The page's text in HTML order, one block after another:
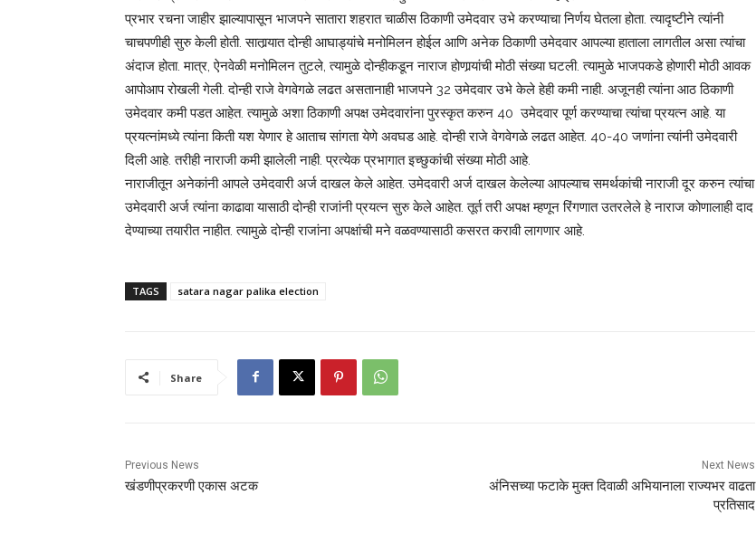
प्रभार रचना जाहीर झाल्यापासून भाजपने सातारा शहरात चाळीस ठिकाणी उमेदवार उभे करण्याचा निर्णय घेतला होता. त्यादृष्टीने त्यांनी
चाचपणीही सुरु केली होती. सातार्‍यात दोन्ही आघाड्यांचे मनोमिलन होईल आणि अनेक ठिकाणी उमेदवार आपल्या हाताला लागतील असा त्यांचा
अंदाज होता. मात्र, ऐनवेळी मनोमिलन तुटले, त्यामुळे दोन्हीकडून नाराज होणार्‍यांची मोठी संख्या घटली. त्यामुळे भाजपकडे होणारी मोठी आवक
आपोआप रोखली गेली. दोन्ही राजे वेगवेगळे लढत असतानाही भाजपने 32 उमेदवार उभे केले हेही कमी नाही. अजूनही त्यांना आठ ठिकाणी
उमेदवार कमी पडत आहेत. त्यामुळे अशा ठिकाणी अपक्ष उमेदवारांना पुरस्कृत करुन 40 उमेदवार पूर्ण करण्याचा त्यांचा प्रयत्न आहे. या
प्रयत्नांमध्ये त्यांना किती यश येणार हे आताच सांगता येणे अवघड आहे. दोन्ही राजे वेगवेगळे लढत आहेत. 40-40 जणांना त्यांनी उमेदवारी
दिली आहे. तरीही नाराजी कमी झालेली नाही. प्रत्येक प्रभागात इच्छुकांची संख्या मोठी आहे.
नाराजीतून अनेकांनी आपले उमेदवारी अर्ज दाखल केले आहेत. उमेदवारी अर्ज दाखल केलेल्या आपल्याच समर्थकांची नाराजी दूर करुन त्यांचा
उमेदवारी अर्ज त्यांना काढावा यासाठी दोन्ही राजांनी प्रयत्न सुरु केले आहेत. तूर्त तरी अपक्ष म्हणून रिंगणात उतरलेले हे नाराज कोणालाही दाद
देण्याच्या तयारीत नाहीत. त्यामुळे दोन्ही राजांना अपक्षांची मने वळवण्यासाठी कसरत करावी लागणार आहे.
TAGS satara nagar palika election
Share
Previous News
खंडणीप्रकरणी एकास अटक
Next News
अंनिसच्या फटाके मुक्त दिवाळी अभियानाला राज्यभर वाढता
प्रतिसाद